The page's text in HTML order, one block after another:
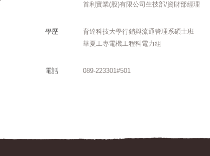
首利實業(股)有限公司生技部/資財部經理
學歷
育達科技大學行銷與流通管理系碩士班
華夏工專電機工程科電力組
電話 089-223301#501